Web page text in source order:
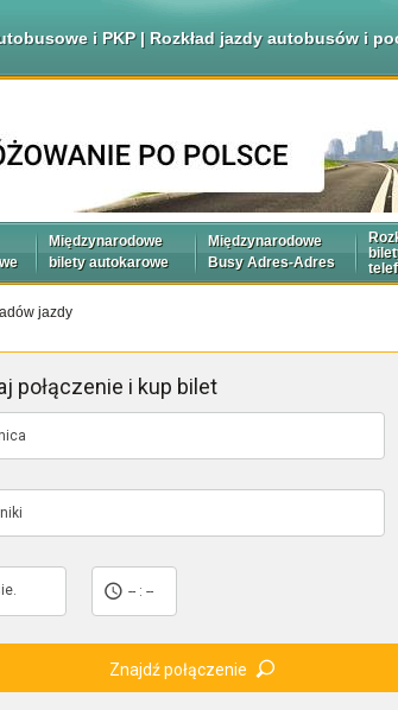
i PKP | Rozkład jazdy autobusów i
Międzynarodowe
bilety autokarowe
Międzynarodowe
Busy Adres-Adres
jazdy
połączenie i kup bilet
-- : --
Znajdź połączenie